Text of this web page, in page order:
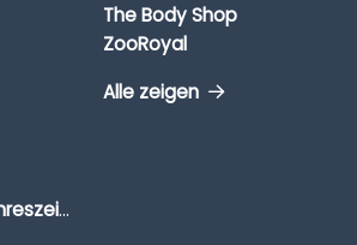
The Body Shop
ZooRoyal
Alle zeigen
Die besten Jahreszeiten für Schnäppchenjäger